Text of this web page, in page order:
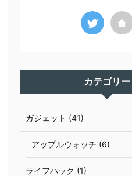
カテゴリー
ガジェット (41)
アップルウォッチ (6)
ライフハック (1)